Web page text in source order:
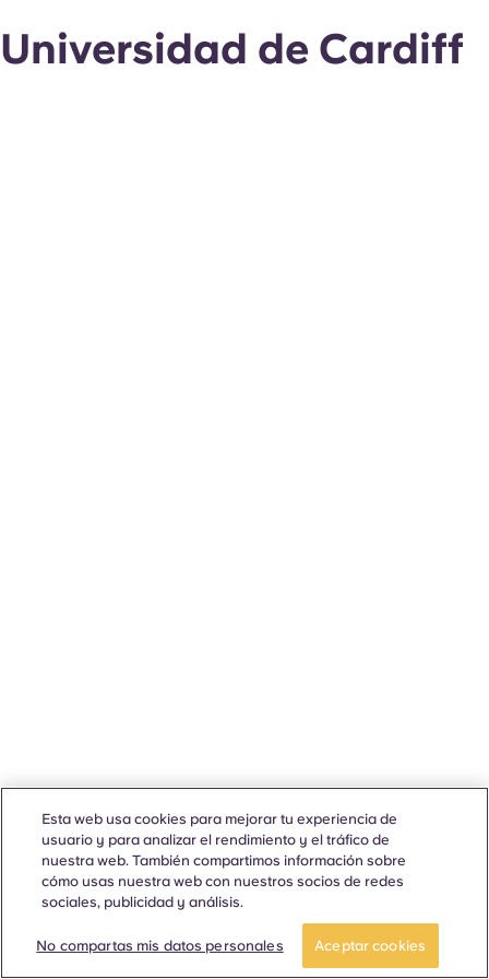
Universidad de Cardiff
Esta web usa cookies para mejorar tu experiencia de
usuario y para analizar el rendimiento y el tráfico de
nuestra web. También compartimos información sobre
cómo usas nuestra web con nuestros socios de redes
sociales, publicidad y análisis.
No compartas mis datos personales Aceptar cookies